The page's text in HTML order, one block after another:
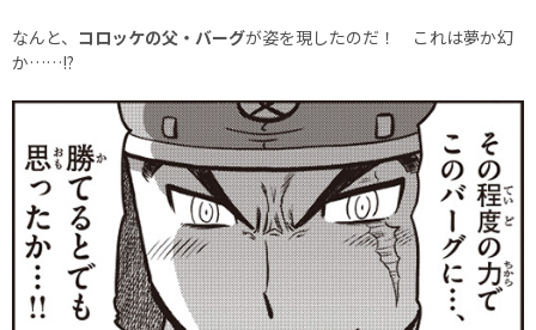
なんと、 コロッケの父・バーグが姿を現したのだ！ これは夢か幻
か……!?